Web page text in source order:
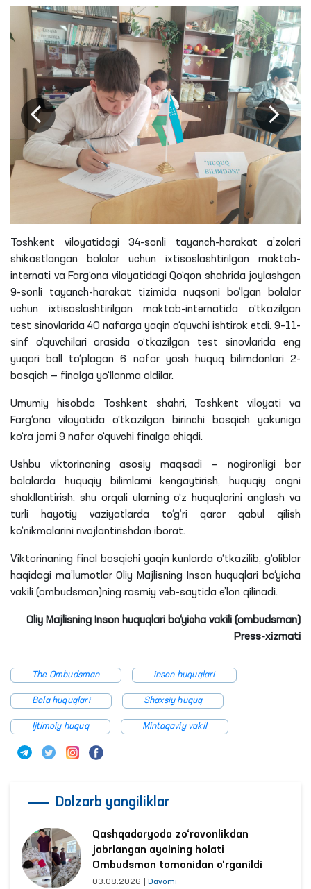
Toshkent viloyatidagi 34-sonli tayanch-harakat a’zolari
shikastlangan bolalar uchun ixtisoslashtirilgan maktab-
internati va Farg‘ona viloyatidagi Qo‘qon shahrida joylashgan
9-sonli tayanch-harakat tizimida nuqsoni bo‘lgan bolalar
uchun ixtisoslashtirilgan maktab-internatida o‘tkazilgan
test sinovlarida 40 nafarga yaqin o‘quvchi ishtirok etdi. 9–11-
sinf o‘quvchilari orasida o‘tkazilgan test sinovlarida eng
yuqori ball to‘plagan 6 nafar yosh huquq bilimdonlari 2-
bosqich — finalga yo‘llanma oldilar.
Umumiy hisobda Toshkent shahri, Toshkent viloyati va
Farg‘ona viloyatida o‘tkazilgan birinchi bosqich yakuniga
ko‘ra jami 9 nafar o‘quvchi finalga chiqdi.
Ushbu viktorinaning asosiy maqsadi — nogironligi bor
bolalarda huquqiy bilimlarni kengaytirish, huquqiy ongni
shakllantirish, shu orqali ularning o‘z huquqlarini anglash va
turli hayotiy vaziyatlarda to‘g‘ri qaror qabul qilish
ko‘nikmalarini rivojlantirishdan iborat.
Viktorinaning final bosqichi yaqin kunlarda o‘tkazilib, g‘oliblar
haqidagi ma’lumotlar Oliy Majlisning Inson huquqlari bo‘yicha
vakili (ombudsman)ning rasmiy veb-saytida e’lon qilinadi.
Oliy Majlisning Inson huquqlari bo‘yicha vakili (ombudsman)
Press-xizmati
The Ombudsman inson huquqlari
Bola huquqlari Shaxsiy huquq
Ijtimoiy huquq Mintaqaviy vakil
Dolzarb yangiliklar
Qashqadaryoda zo‘ravonlikdan
jabrlangan ayolning holati
Ombudsman tomonidan o‘rganildi
03.08.2026 Davomi